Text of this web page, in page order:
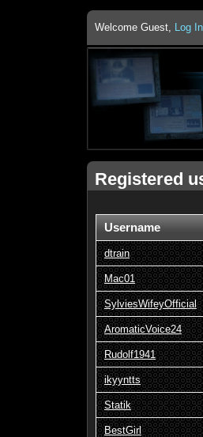
Welcome Guest, Log In
Registered
Username
dtrain
Mac01
SylviesWifeyOfficial
AromaticVoice24
Rudolf1941
ikyyntts
Statik
BestGirl